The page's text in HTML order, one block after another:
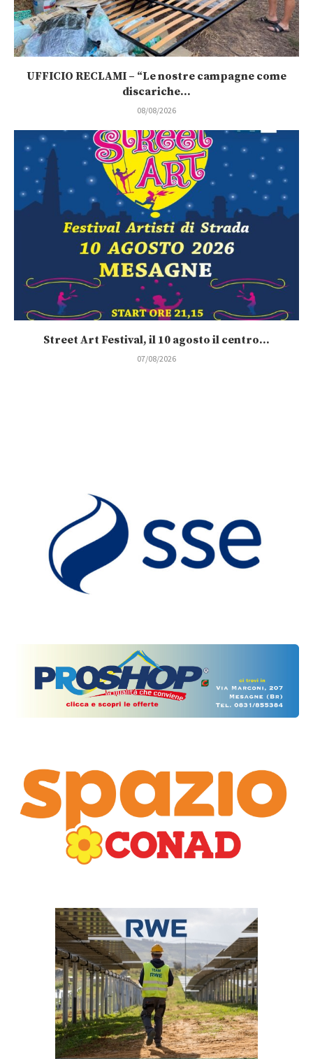
UFFICIO RECLAMI – “Le nostre campagne come
discariche...
08/08/2026
Street Art Festival, il 10 agosto il centro...
07/08/2026